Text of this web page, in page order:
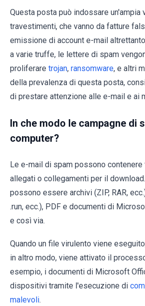
Questa posta può indossare un'ampia
travestimenti, che vanno da fatture
emissione di account e-mail
a varie truffe, le lettere di spam
proliferare trojan, ransomware, e altri
della prevalenza di questa posta,
di prestare attenzione alle e-mail e ai
In che modo le campagne di
computer?
Le e-mail di spam possono
allegati o collegamenti per il
possono essere archivi (ZIP, RAR,
.run, ecc.), PDF e documenti di
e così via.
Quando un file virulento viene
in altro modo, viene attivato il
esempio, i documenti di Microsoft
dispositivi tramite l'esecuzione di
malevoli.